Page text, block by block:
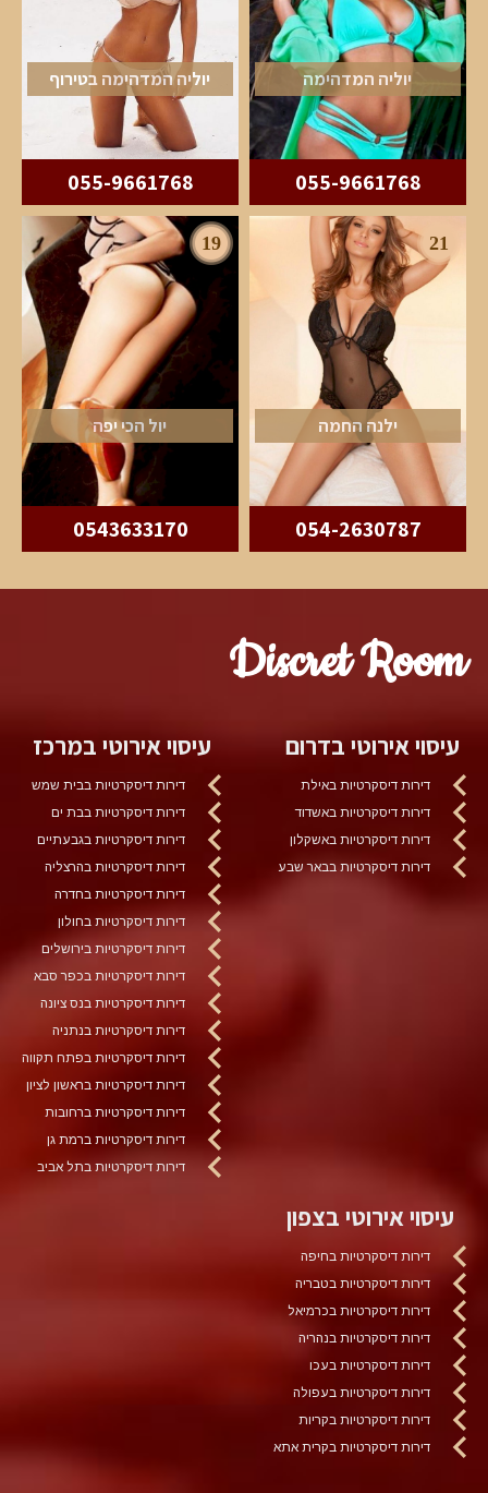
יוליה המדהימה
055-9661768
יוליה המדהימה בטירוף
055-9661768
21
ילנה החמה
054-2630787
19
יול הכי יפה
0543633170
Discret Room
עיסוי אירוטי בדרום
דירות דיסקרטיות באילת
דירות דיסקרטיות באשדוד
דירות דיסקרטיות באשקלון
דירות דיסקרטיות בבאר שבע
עיסוי אירוטי במרכז
דירות דיסקרטיות בבית שמש
דירות דיסקרטיות בבת ים
דירות דיסקרטיות בגבעתיים
דירות דיסקרטיות בהרצליה
דירות דיסקרטיות בחדרה
דירות דיסקרטיות בחולון
דירות דיסקרטיות בירושלים
דירות דיסקרטיות בכפר סבא
דירות דיסקרטיות בנס ציונה
דירות דיסקרטיות בנתניה
דירות דיסקרטיות בפתח תקווה
דירות דיסקרטיות בראשון לציון
דירות דיסקרטיות ברחובות
דירות דיסקרטיות ברמת גן
דירות דיסקרטיות בתל אביב
עיסוי אירוטי בצפון
דירות דיסקרטיות בחיפה
דירות דיסקרטיות בטבריה
דירות דיסקרטיות בכרמיאל
דירות דיסקרטיות בנהריה
דירות דיסקרטיות בעכו
דירות דיסקרטיות בעפולה
דירות דיסקרטיות בקריות
דירות דיסקרטיות בקרית אתא